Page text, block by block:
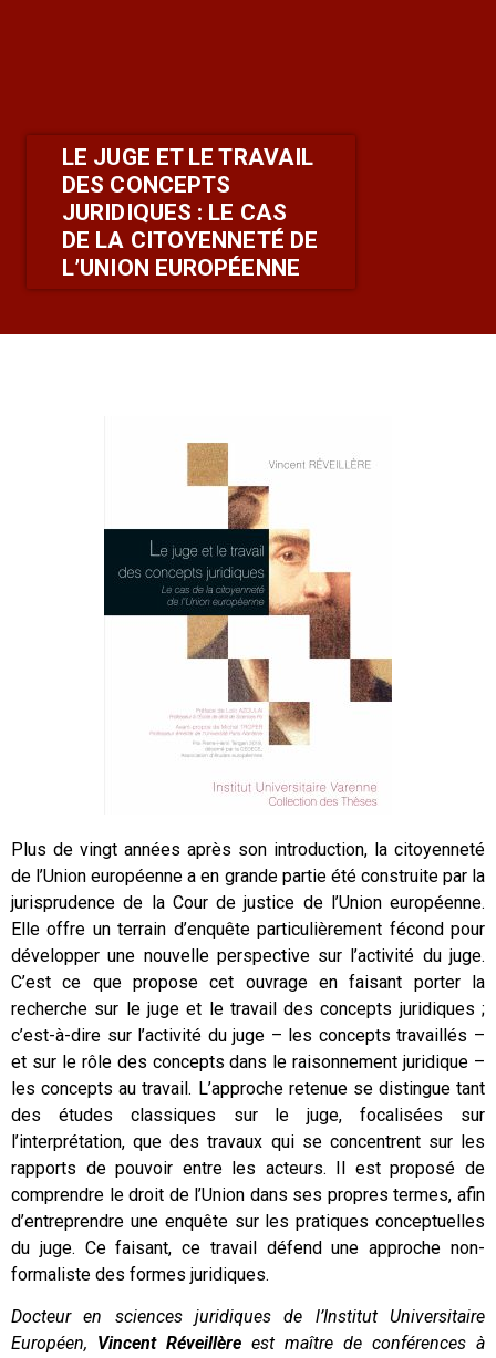
LE JUGE ET LE TRAVAIL
DES CONCEPTS
JURIDIQUES : LE CAS
DE LA CITOYENNETÉ DE
L’UNION EUROPÉENNE
Plus de vingt années après son introduction, la citoyenneté
de l’Union européenne a en grande partie été construite par la
jurisprudence de la Cour de justice de l’Union européenne.
Elle offre un terrain d’enquête particulièrement fécond pour
développer une nouvelle perspective sur l’activité du juge.
C’est ce que propose cet ouvrage en faisant porter la
recherche sur le juge et le travail des concepts juridiques ;
c’est-à-dire sur l’activité du juge – les concepts travaillés –
et sur le rôle des concepts dans le raisonnement juridique –
les concepts au travail. L’approche retenue se distingue tant
des études classiques sur le juge, focalisées sur
l’interprétation, que des travaux qui se concentrent sur les
rapports de pouvoir entre les acteurs. Il est proposé de
comprendre le droit de l’Union dans ses propres termes, afin
d’entreprendre une enquête sur les pratiques conceptuelles
du juge. Ce faisant, ce travail défend une approche non-
formaliste des formes juridiques.
Docteur en sciences juridiques de l’Institut Universitaire
Européen, Vincent Réveillère est maître de conférences à